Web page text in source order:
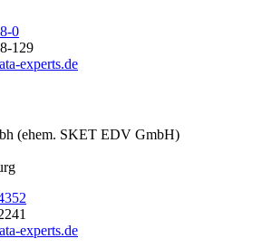
0
129
experts.de
(ehem. SKET EDV GmbH)
experts.de